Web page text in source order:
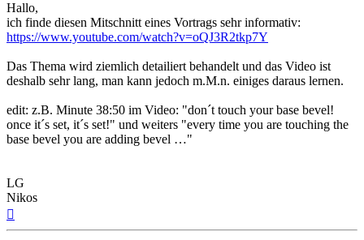
Hallo,
ich finde diesen Mitschnitt eines Vortrags sehr informativ:
https://www.youtube.com/watch?v=oQJ3R2tkp7Y
Das Thema wird ziemlich detailiert behandelt und das Video ist
deshalb sehr lang, man kann jedoch m.M.n. einiges daraus lernen.
edit: z.B. Minute 38:50 im Video: "don´t touch your base bevel!
once it´s set, it´s set!" und weiters "every time you are touching the
base bevel you are adding bevel …"
LG
Nikos